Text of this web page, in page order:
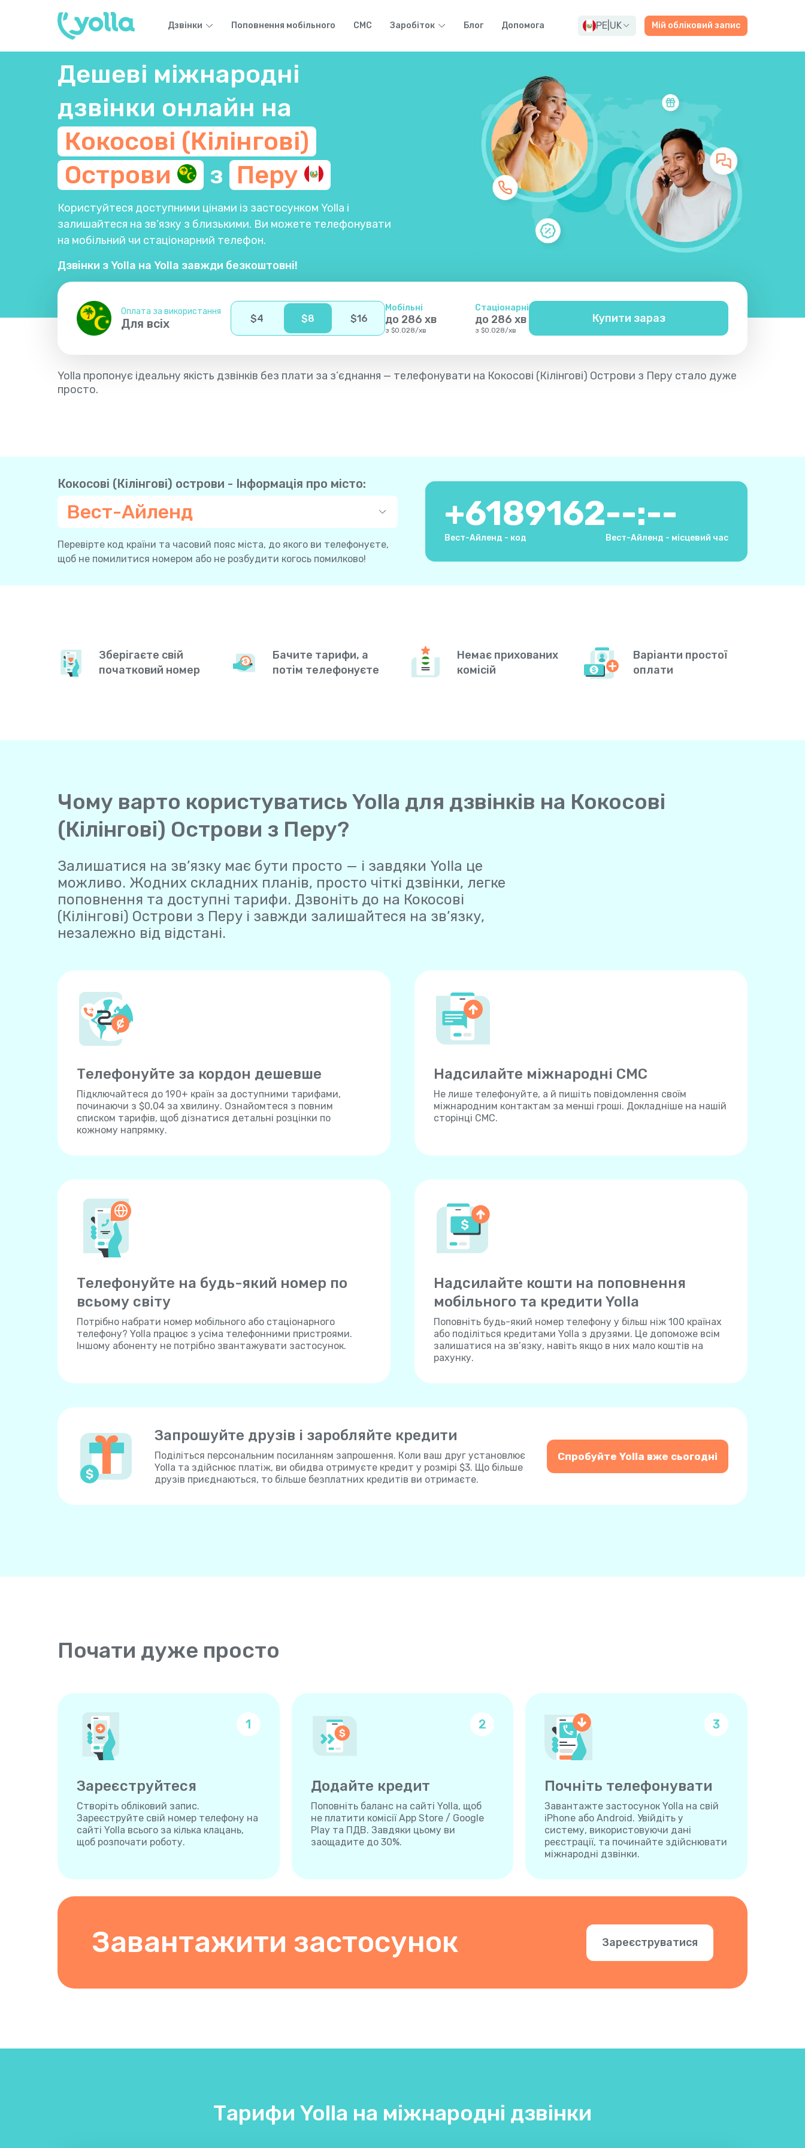
Дзвінки Поповнення мобільного СМС Заробіток Блог Допомога PE UK Мій обліковий запис
Дешеві міжнародні
дзвінки онлайн на
Кокосові (Кілінгові)
Острови
з Перу
Користуйтеся доступними цінами із застосунком Yolla і
залишайтеся на зв’язку з близькими. Ви можете телефонувати
на мобільний чи стаціонарний телефон.
Дзвінки з Yolla на Yolla завжди безкоштовні!
Оплата за використання
Для всіх $4 $8 $16
Мобільні
до 286 хв
з $0.028/хв
Стаціонарні
до 286 хв
з $0.028/хв
Купити зараз
Yolla пропонує ідеальну якість дзвінків без плати за з’єднання — телефонувати на Кокосові (Кілінгові) Острови з Перу стало дуже
просто.
Кокосові (Кілінгові) острови - Інформація про місто:
Вест-Айленд
Перевірте код країни та часовий пояс міста, до якого ви телефонуєте,
щоб не помилитися номером або не розбудити когось помилково!
+6189162
Вест-Айленд - код
--:--
Вест-Айленд - місцевий час
Зберігаєте свій
початковий номер
Бачите тарифи, а
потім телефонуєте
Немає прихованих
комісій
Варіанти простої
оплати
Чому варто користуватись Yolla для дзвінків на Кокосові
(Кілінгові) Острови з Перу?
Залишатися на зв’язку має бути просто — і завдяки Yolla це
можливо. Жодних складних планів, просто чіткі дзвінки, легке
поповнення та доступні тарифи. Дзвоніть до на Кокосові
(Кілінгові) Острови з Перу і завжди залишайтеся на зв’язку,
незалежно від відстані.
Телефонуйте за кордон дешевше
Підключайтеся до 190+ країн за доступними тарифами,
починаючи з $0,04 за хвилину. Ознайомтеся з повним
списком тарифів, щоб дізнатися детальні розцінки по
кожному напрямку.
Надсилайте міжнародні СМС
Не лише телефонуйте, а й пишіть повідомлення своїм
міжнародним контактам за менші гроші. Докладніше на нашій
сторінці СМС.
Телефонуйте на будь-який номер по
всьому світу
Потрібно набрати номер мобільного або стаціонарного
телефону? Yolla працює з усіма телефонними пристроями.
Іншому абоненту не потрібно звантажувати застосунок.
Надсилайте кошти на поповнення
мобільного та кредити Yolla
Поповніть будь-який номер телефону у більш ніж 100 країнах
або поділіться кредитами Yolla з друзями. Це допоможе всім
залишатися на зв’язку, навіть якщо в них мало коштів на
рахунку.
Запрошуйте друзів і заробляйте кредити
Поділіться персональним посиланням запрошення. Коли ваш друг установлює
Yolla та здійснює платіж, ви обидва отримуєте кредит у розмірі $3. Що більше
друзів приєднаються, то більше безплатних кредитів ви отримаєте.
Спробуйте Yolla вже сьогодні
Почати дуже просто
1
Зареєструйтеся
Створіть обліковий запис.
Зареєструйте свій номер телефону на
сайті Yolla всього за кілька клацань,
щоб розпочати роботу.
2
Додайте кредит
Поповніть баланс на сайті Yolla, щоб
не платити комісії App Store / Google
Play та ПДВ. Завдяки цьому ви
заощадите до 30%.
3
Почніть телефонувати
Завантажте застосунок Yolla на свій
iPhone або Android. Увійдіть у
систему, використовуючи дані
реєстрації, та починайте здійснювати
міжнародні дзвінки.
Завантажити застосунок Зареєструватися
Тарифи Yolla на міжнародні дзвінки